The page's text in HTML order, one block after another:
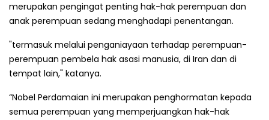
merupakan pengingat penting hak-hak perempuan dan
anak perempuan sedang menghadapi penentangan.
"termasuk melalui penganiayaan terhadap perempuan-
perempuan pembela hak asasi manusia, di Iran dan di
tempat lain," katanya.
“Nobel Perdamaian ini merupakan penghormatan kepada
semua perempuan yang memperjuangkan hak-hak